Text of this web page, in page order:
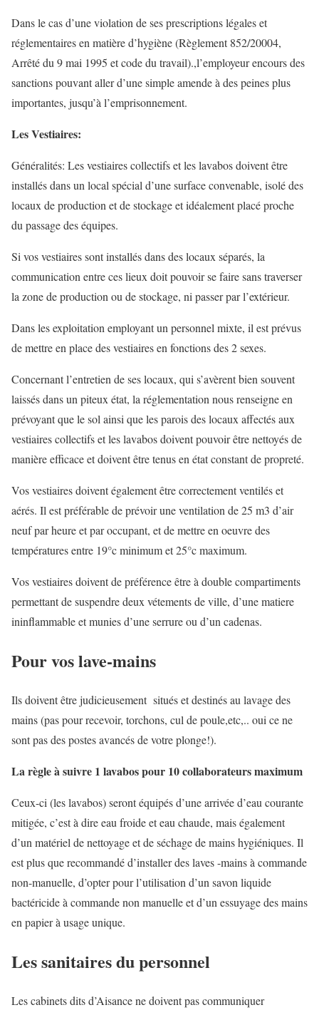
Dans le cas d’une violation de ses prescriptions légales et
réglementaires en matière d’hygiène (Règlement 852/20004,
Arrêté du 9 mai 1995 et code du travail).,l’employeur encours des
sanctions pouvant aller d’une simple amende à des peines plus
importantes, jusqu’à l’emprisonnement.
Les Vestiaires:
Généralités: Les vestiaires collectifs et les lavabos doivent être
installés dans un local spécial d’une surface convenable, isolé des
locaux de production et de stockage et idéalement placé proche
du passage des équipes.
Si vos vestiaires sont installés dans des locaux séparés, la
communication entre ces lieux doit pouvoir se faire sans traverser
la zone de production ou de stockage, ni passer par l’extérieur.
Dans les exploitation employant un personnel mixte, il est prévus
de mettre en place des vestiaires en fonctions des 2 sexes.
Concernant l’entretien de ses locaux, qui s’avèrent bien souvent
laissés dans un piteux état, la réglementation nous renseigne en
prévoyant que le sol ainsi que les parois des locaux affectés aux
vestiaires collectifs et les lavabos doivent pouvoir être nettoyés de
manière efficace et doivent être tenus en état constant de propreté.
Vos vestiaires doivent également être correctement ventilés et
aérés. Il est préférable de prévoir une ventilation de 25 m3 d’air
neuf par heure et par occupant, et de mettre en oeuvre des
températures entre 19°c minimum et 25°c maximum.
Vos vestiaires doivent de préférence être à double compartiments
permettant de suspendre deux vétements de ville, d’une matiere
ininflammable et munies d’une serrure ou d’un cadenas.
Pour vos lave-mains
Ils doivent être judicieusement situés et destinés au lavage des
mains (pas pour recevoir, torchons, cul de poule,etc,.. oui ce ne
sont pas des postes avancés de votre plonge!).
La règle à suivre 1 lavabos pour 10 collaborateurs maximum
Ceux-ci (les lavabos) seront équipés d’une arrivée d’eau courante
mitigée, c’est à dire eau froide et eau chaude, mais également
d’un matériel de nettoyage et de séchage de mains hygiéniques. Il
est plus que recommandé d’installer des laves -mains à commande
non-manuelle, d’opter pour l’utilisation d’un savon liquide
bactéricide à commande non manuelle et d’un essuyage des mains
en papier à usage unique.
Les sanitaires du personnel
Les cabinets dits d’Aisance ne doivent pas communiquer